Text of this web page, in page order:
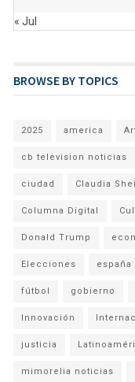
« Jul
BROWSE BY TOPICS
2025 america
cb television noticias
ciudad Claudia
Columna Digital
Donald Trump
Elecciones españa
fútbol gobierno
Innovación
justicia
mimorelia noticias